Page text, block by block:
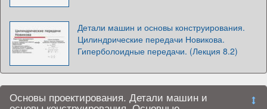
Детали машин и основы конструирования.
Цилиндрические передачи Новикова.
Гиперболоидные передачи. (Лекция 8.2)
Основы проектирования. Детали машин и